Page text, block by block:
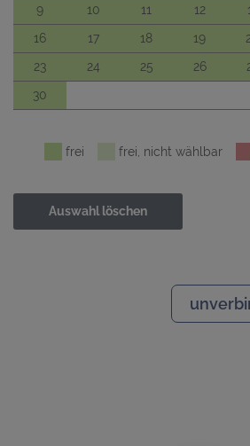
9
10 11 12
16
17 18 19
23
24 25 26
30
frei frei, nicht wählbar
Auswahl löschen